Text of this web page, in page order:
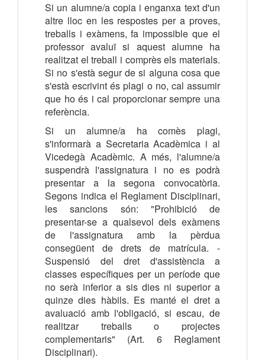
Si un alumne/a copia i enganxa text d'un
altre lloc en les respostes per a proves,
treballs i exàmens, fa impossible que el
professor avaluï si aquest alumne ha
realitzat el treball i comprès els materials.
Si no s'està segur de si alguna cosa que
s'està escrivint és plagi o no, cal assumir
que ho és i cal proporcionar sempre una
referència.
Si un alumne/a ha comès plagi,
s'informarà a Secretaria Acadèmica i al
Vicedegà Acadèmic. A més, l'alumne/a
suspendrà l'assignatura i no es podrà
presentar a la segona convocatòria.
Segons indica el Reglament Disciplinari,
les sancions són: "Prohibició de
presentar-se a qualsevol dels exàmens
de l'assignatura amb la pèrdua
consegüent de drets de matrícula. -
Suspensió del dret d'assistència a
classes específiques per un període que
no serà inferior a sis dies ni superior a
quinze dies hàbils. Es manté el dret a
avaluació amb l'obligació, si escau, de
realitzar treballs o projectes
complementaris" (Art. 6 Reglament
Disciplinari).